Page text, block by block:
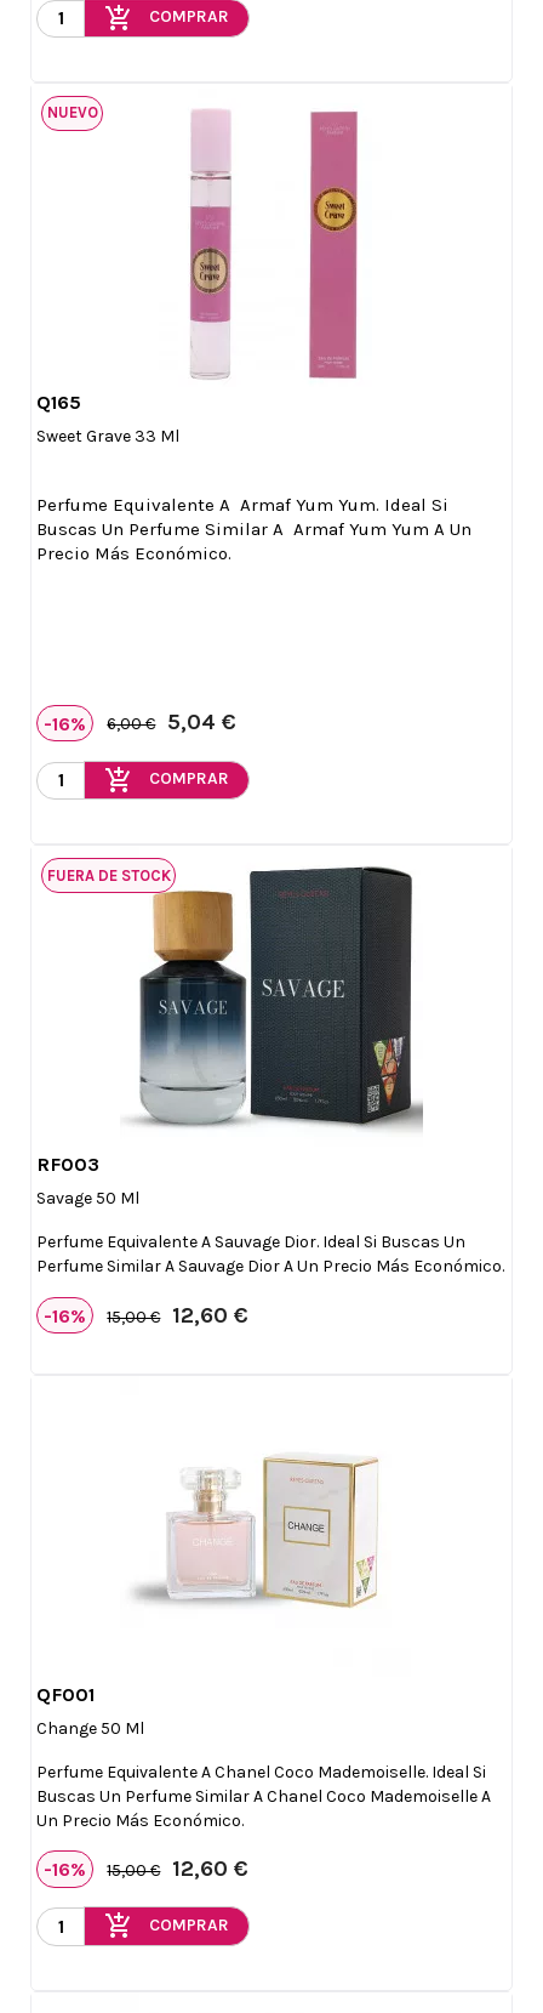
add_shopping_cart COMPRAR
Q165
Sweet Grave 33 Ml
Perfume Equivalente A Armaf Yum Yum. Ideal Si
Buscas Un Perfume Similar A Armaf Yum Yum A Un
Precio Más Económico.
-16% 6,00 € 5,04 €
add_shopping_cart COMPRAR
NUEVO
RF003
Savage 50 Ml
Perfume Equivalente A Sauvage Dior. Ideal Si Buscas Un
Perfume Similar A Sauvage Dior A Un Precio Más Económico.
-16% 15,00 € 12,60 €
FUERA DE STOCK
QF001
Change 50 Ml
Perfume Equivalente A Chanel Coco Mademoiselle. Ideal Si
Buscas Un Perfume Similar A Chanel Coco Mademoiselle A
Un Precio Más Económico.
-16% 15,00 € 12,60 €
add_shopping_cart COMPRAR